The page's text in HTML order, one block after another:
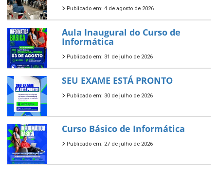
Publicado em: 4 de agosto de 2026
Aula Inaugural do Curso de
Informática
Publicado em: 31 de julho de 2026
SEU EXAME ESTÁ PRONTO
Publicado em: 30 de julho de 2026
Curso Básico de Informática
Publicado em: 27 de julho de 2026